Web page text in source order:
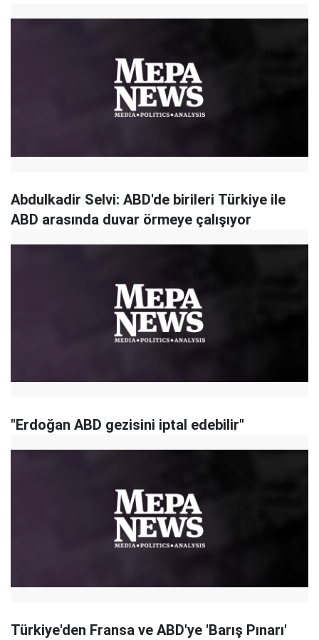
Abdulkadir Selvi: ABD'de birileri Türkiye ile
ABD arasında duvar örmeye çalışıyor
"Erdoğan ABD gezisini iptal edebilir"
Türkiye'den Fransa ve ABD'ye 'Barış Pınarı'